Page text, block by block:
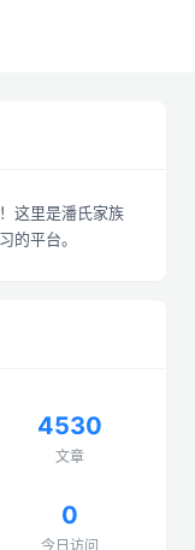
这里是潘氏家族
的平台。
4530
文章
0
今日访问